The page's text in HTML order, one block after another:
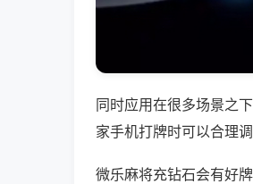
同时应用在很多场景之
家手机打牌时可以合理
微乐麻将充钻石会有好